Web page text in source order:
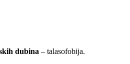
dubina – talasofobija.